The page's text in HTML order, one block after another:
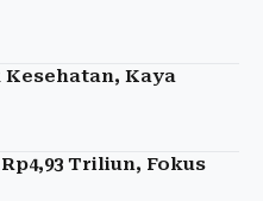
Kaya
Triliun, Fokus